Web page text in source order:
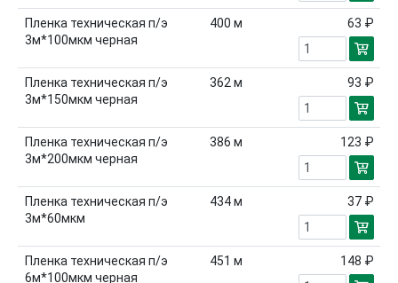
Пленка техническая п/э
3м*100мкм черная
400 м 63 ₽
Пленка техническая п/э
3м*150мкм черная
362м 93 ₽
Пленка техническая п/э
3м*200мкм черная
386 м 123 ₽
Пленка техническая п/э
3м*60мкм
434м 37 ₽
Пленка техническая п/э
6м*100мкм черная
451 м 148 ₽